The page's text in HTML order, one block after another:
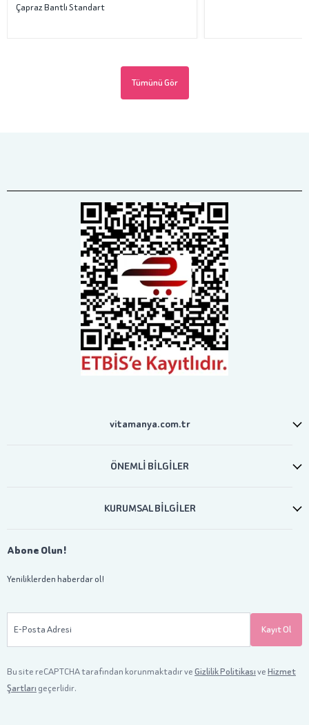
Çapraz Bantlı Standart
Tümünü Gör
vitamanya.com.tr
ÖNEMLİ BİLGİLER
KURUMSAL BİLGİLER
Abone Olun!
Yeniliklerden haberdar ol!
E-Posta Adresi Kayıt Ol
Bu site reCAPTCHA tarafından korunmaktadır veGizlilik PolitikasıveHizmet
Şartları geçerlidir.